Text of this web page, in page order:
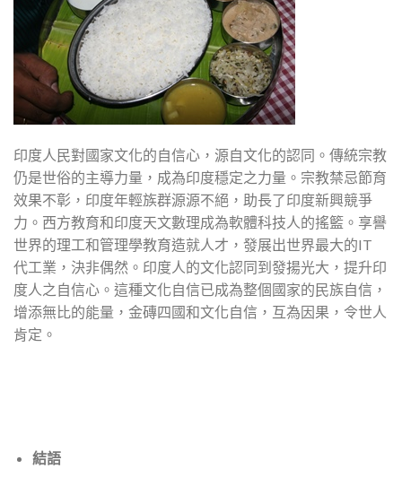
印度人民對國家文化的自信心，源自文化的認同。傳統宗教
仍是世俗的主導力量，成為印度穩定之力量。宗教禁忌節育
效果不彰，印度年輕族群源源不絕，助長了印度新興競爭
力。西方教育和印度天文數理成為軟體科技人的搖籃。享譽
世界的理工和管理學教育造就人才，發展出世界最大的IT
代工業，決非偶然。印度人的文化認同到發揚光大，提升印
度人之自信心。這種文化自信已成為整個國家的民族自信，
增添無比的能量，金磚四國和文化自信，互為因果，令世人
肯定。
結語